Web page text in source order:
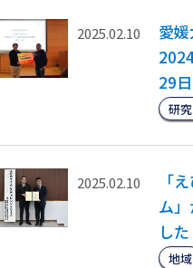
2025.02.10
愛
29日
研
2025.02.10
「
ム
し
地域